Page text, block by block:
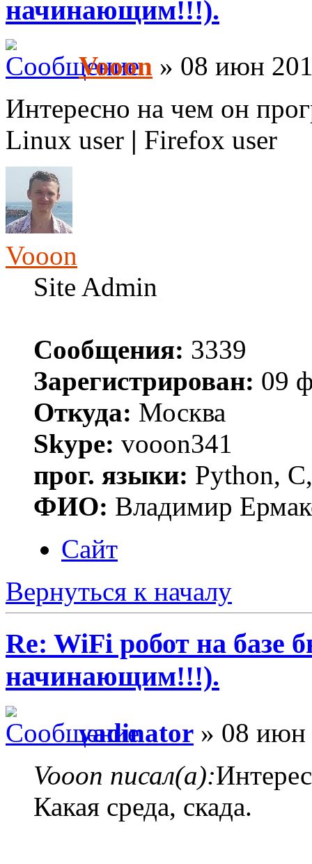
начинающим!!!).
Vooon » 08 июн
Интересно на чем он
Linux user | Firefox user
Vooon
Site Admin
Сообщения: 3339
Зарегистрирован: 09
Откуда: Москва
Skype: vooon341
прог. языки: Python,
ФИО: Владимир
Сайт
Вернуться к началу
Re: WiFi робот на базе
начинающим!!!).
vadinator » 08 июн
Vooon писал(а):
Какая среда, скада.